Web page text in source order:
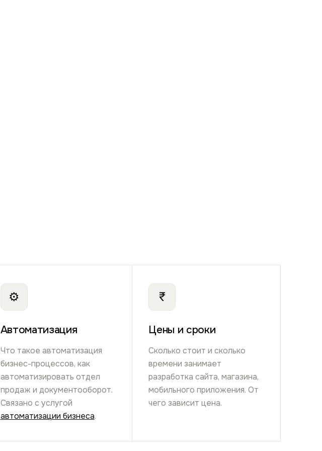
⚙
Автоматизация
Что такое автоматизация
бизнес-процессов, как
автоматизировать отдел
продаж и документооборот.
Связано с услугой
автоматизации бизнеса.
₹
Цены и сроки
Сколько стоит и сколько
времени занимает
разработка сайта, магазина,
мобильного приложения. От
чего зависит цена.